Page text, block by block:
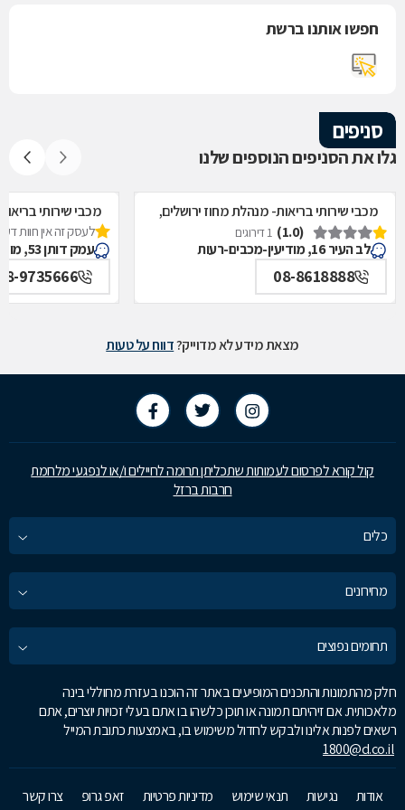
חפשו אותנו ברשת
סניפים
גלו את הסניפים הנוספים שלנו
מכבי שירותי בריאות- מנהלת מחוז ירושלים,
מודיעין-מכבים-רעות
(1.0) 1 דירוגים
לב העיר 16, מודיעין-מכבים-רעות
08-8618888
מכבי שירותי
לעסק זה אין חוות
עמק דותן 53, מודיעין-מכבים-רעות
9735666
מצאת מידע לא מדוייק?דווח על טעות
קול קורא לפרסום לעמותות שתכליתן תרומה לחיילים ו/או לנפגעי מלחמת
חרבות ברזל
כלים
מחירונים
תחומים נפוצים
חלק מהתמונות והתכנים המופיעים באתר זה הוכנו בעזרת מחוללי בינה
מלאכותית. אם זיהיתם תמונה או תוכן כלשהו בו אתם בעלי זכויות יוצרים, אתם
רשאים לפנות אלינו ולבקש לחדול משימוש בו, באמצעות כתובת המייל
1800@d.co.il
אודות נגישות תנאי שימוש מדיניות פרטיות זאפ גרופ צרו קשר